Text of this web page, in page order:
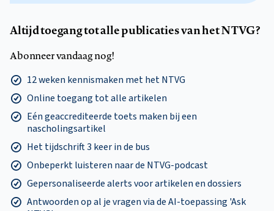
Altijd toegang tot alle publicaties van het NTVG?
Abonneer vandaag nog!
12 weken kennismaken met het NTVG
Online toegang tot alle artikelen
Eén geaccrediteerde toets maken bij een
nascholingsartikel
Het tijdschrift 3 keer in de bus
Onbeperkt luisteren naar de NTVG-podcast
Gepersonaliseerde alerts voor artikelen en dossiers
Antwoorden op al je vragen via de AI-toepassing 'Ask